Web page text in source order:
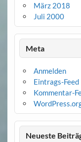
März 2018
Juli 2000
Meta
Anmelden
Eintrags-Feed
Kommentar-
Neueste